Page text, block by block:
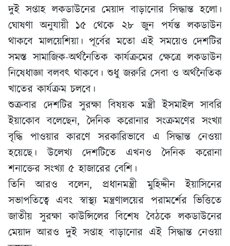
দুই সপ্তাহ লকডাউনের মেয়াদ বাড়ানোর সিদ্ধান্ত হলো।
ঘোষণা অনুযায়ী ১৫ থেকে ২৮ জুন পর্যন্ত লকডাউন
থাকবে মালয়েশিয়া। পূর্বের মতো এই সময়েও দেশটির
সমস্ত সামাজিক-অর্থনৈতিক কার্যক্রমের ক্ষেত্রে লকডাউন
নিষেধাজ্ঞা বলবৎ থাকবে। শুধু জরুরি সেবা ও অর্থনৈতিক
খাতের কার্যক্রম চলবে।
শুক্রবার দেশটির সুরক্ষা বিষয়ক মন্ত্রী ইসমাইল সাবরি
ইয়াকোব বলেছেন, দৈনিক করোনার সংক্রমণের সংখ্যা
বৃদ্ধি পাওয়ার কারণে সরকারিভাবে এ সিদ্ধান্ত নেওয়া
হয়েছে। উলে­খ্য দেশটিতে এখনও দৈনিক করোনা
শনাক্তের সংখ্যা ৫ হাজারের বেশি।
তিনি আরও বলেন, প্রধানমন্ত্রী মুহিদ্দীন ইয়াসিনের
সভাপতিত্বে এবং স্বাস্থ্য মন্ত্রণালয়ের পরামর্শের ভিত্তিতে
জাতীয় সুরক্ষা কাউন্সিলের বিশেষ বৈঠকে লকডাউনের
মেয়াদ আরও দুই সপ্তাহ বাড়ানোর এই সিদ্ধান্ত নেওয়া